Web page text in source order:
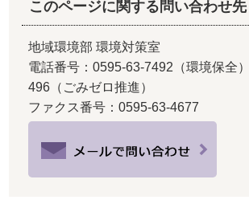
このページに関する問い合わせ先
地域環境部 環境対策室
電話番号：0595-63-7492（環境保全
496（ごみゼロ推進）
ファクス番号：0595-63-4677